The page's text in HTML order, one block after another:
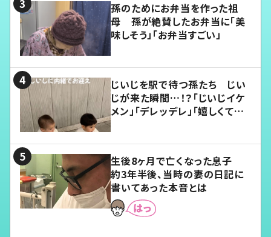
孫のためにお弁当を作った祖
母 孫が絶賛したお弁当に「美
味しそう」「お弁当すごい」
じいじを駅で待つ孫たち じい
じが来た瞬間…！？「じいじイケ
メン」「デレッデレ」「嬉しくて可
生後8ヶ月で亡くなった息子
約3年半後、当時の妻の日記に
書いてあった本音とは